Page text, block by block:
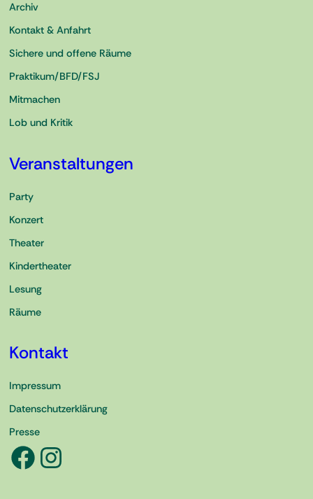
Archiv
Kontakt & Anfahrt
Sichere und offene Räume
Praktikum/BFD/FSJ
Mitmachen
Lob und Kritik
Veranstaltungen
Party
Konzert
Theater
Kindertheater
Lesung
Räume
Kontakt
Impressum
Datenschutzerklärung
Presse
Facebook Instagram